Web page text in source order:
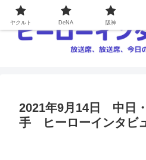
2021年9月14日 中日
手 ヒーローインタビ
ヤクルト DeNA 阪神